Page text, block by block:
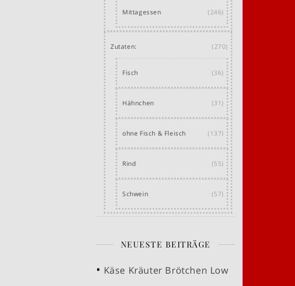
Mittagessen (246)
Zutaten: (270)
Fisch (36)
Hähnchen (31)
ohne Fisch & Fleisch (137)
Rind (55)
Schwein (57)
NEUESTE BEITRÄGE
Käse Kräuter Brötchen Low